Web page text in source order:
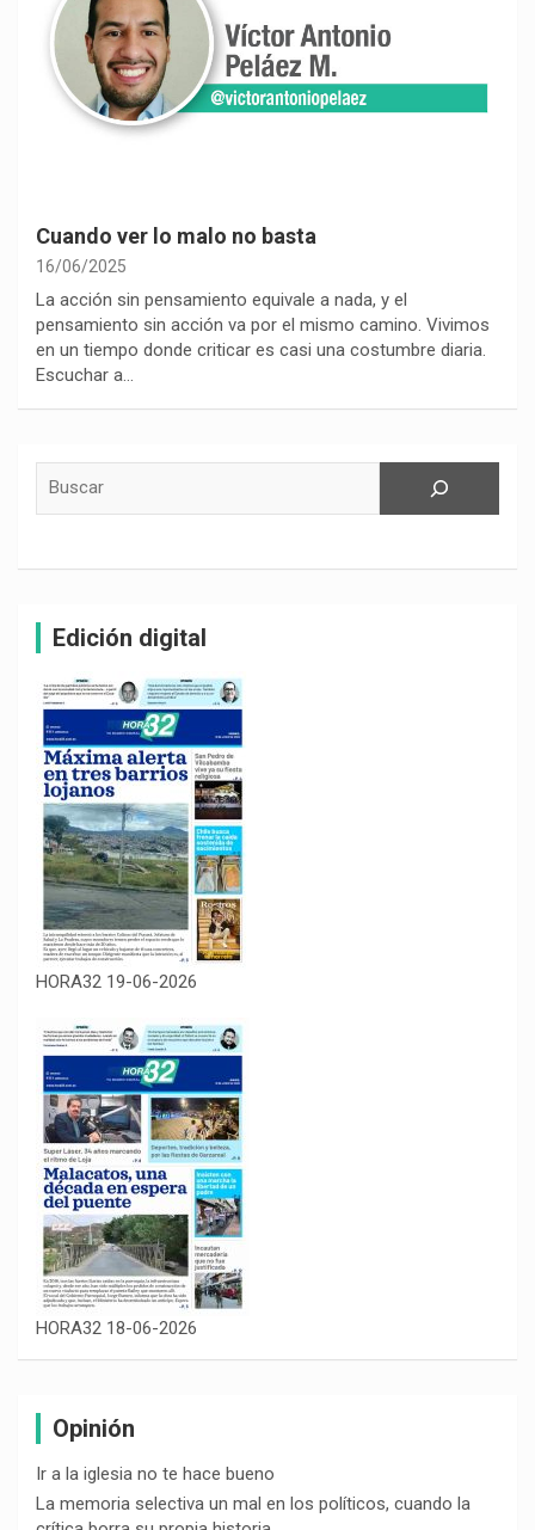
Cuando ver lo malo no basta
16/06/2025
La acción sin pensamiento equivale a nada, y el
pensamiento sin acción va por el mismo camino. Vivimos
en un tiempo donde criticar es casi una costumbre diaria.
Escuchar a…
Edición digital
HORA32 19-06-2026
HORA32 18-06-2026
Opinión
Ir a la iglesia no te hace bueno
La memoria selectiva un mal en los políticos, cuando la